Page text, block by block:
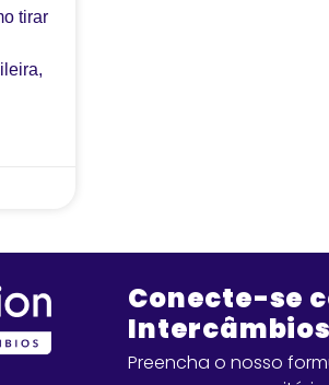
tirar
Conecte-se
Preencha o nosso